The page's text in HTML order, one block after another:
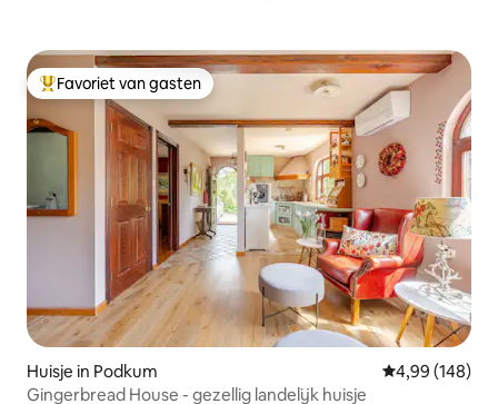
Topfavoriet van gasten
Favoriet van gasten
Huisje in Podkum Gemiddelde
4,99 (148)
Gingerbread House - gezellig landelijk huisje